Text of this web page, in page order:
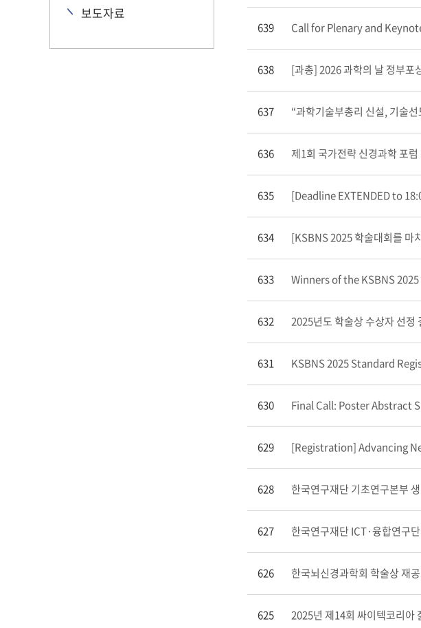
보도자료
639 Call for Plenary and
638 [과총] 2026 과학의 날 정부포
637
636 제1회 국가전략 신경과학 포
635 [Deadline EXTENDED to
634 [KSBNS 2025 학술대회를
633 Winners of the KSBNS
632 2025년도 학술상 수상자 선정
631 KSBNS 2025 Standard
630 Final Call: Poster Abstract
629 [Registration] Advancing
628 한국연구재단 기초연구본부
627 한국연구재단 ICT·융합연구
626 한국뇌신경과학회 학술상 재
625 2025년 제14회 싸이텍코리아